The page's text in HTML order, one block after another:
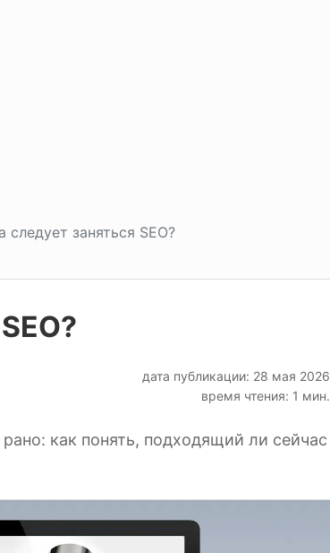
следует заняться SEO?
дата публикации: 28 мая 2026
время чтения: 1 мин.
рано: как понять, подходящий ли сейчас